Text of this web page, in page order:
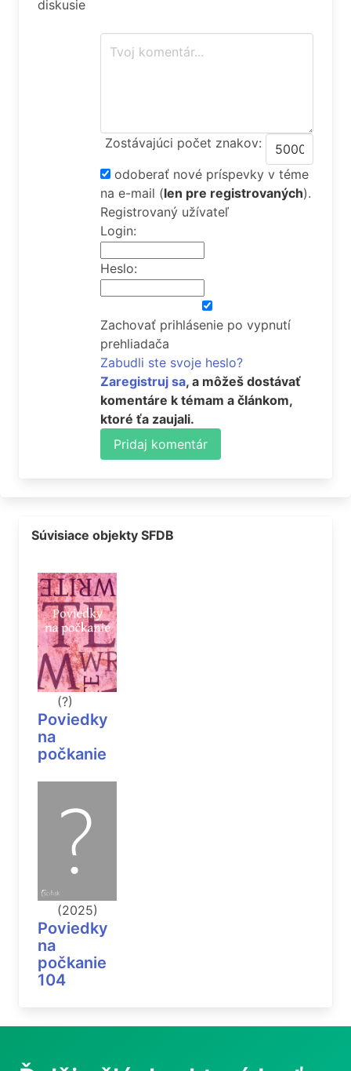
diskusie
Zostávajúci počet znakov:
odoberať nové príspevky v téme
na e-mail (len pre registrovaných).
Registrovaný užívateľ
Login:
Heslo:
Zachovať prihlásenie po vypnutí
prehliadača
Zabudli ste svoje heslo?
Zaregistruj sa, a môžeš dostávať
komentáre k témam a článkom,
ktoré ťa zaujali.
Pridaj komentár
Súvisiace objekty SFDB
(?)
Poviedky
na
počkanie
(2025)
Poviedky
na
počkanie
104